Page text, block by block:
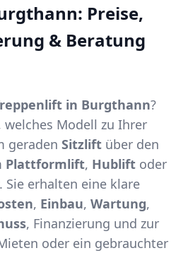
Preise,
& Beratung
in Burgthann?
Modell zu Ihrer
geraden Sitzlift über den
Plattformlift, Hublift oder
. Sie erhalten eine klare
, Einbau, Wartung,
, Finanzierung und zur
oder ein gebrauchter